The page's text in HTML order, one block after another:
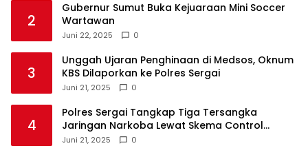
2
Gubernur Sumut Buka Kejuaraan Mini Soccer
Wartawan
Juni 22, 2025 0
3
Unggah Ujaran Penghinaan di Medsos, Oknum
KBS Dilaporkan ke Polres Sergai
Juni 21, 2025 0
4
Polres Sergai Tangkap Tiga Tersangka
Jaringan Narkoba Lewat Skema Control
Delivery
Juni 21, 2025 0